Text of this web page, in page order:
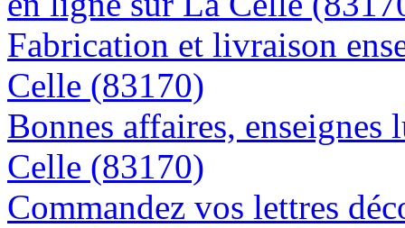
Fabrication et livraison
Celle (83170)
Bonnes affaires, enseignes
Celle (83170)
Commandez vos lettres